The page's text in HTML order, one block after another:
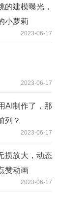
的建模曝光，
小萝莉
2023-06-17
2023-06-17
AI制作了，那
列？
2023-06-17
损放大，动态
赞动画
2023-06-17